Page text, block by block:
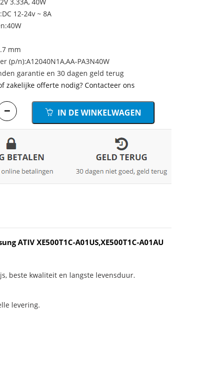
12-24v ~ 8A
mm
(p/n):A12040N1A,AA-PA3N40W
garantie en 30 dagen geld terug
zakelijke offerte nodig? Contacteer ons
IN DE WINKELWAGEN
ATIV XE500T1C-A01US,XE500T1C-A01AU
beste kwaliteit en langste levensduur.
levering.